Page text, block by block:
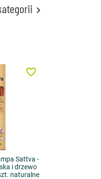

Sattva -
i drzewo
naturalne
favorite_border